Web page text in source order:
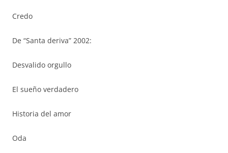
Credo
De “Santa deriva” 2002:
Desvalido orgullo
El sueño verdadero
Historia del amor
Oda